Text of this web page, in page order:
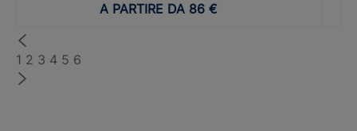
A PARTIRE DA 86 €
1 2 3 4 5 6